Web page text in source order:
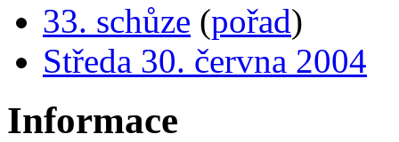
33. schůze (pořad)
Středa 30. června 2004
Informace